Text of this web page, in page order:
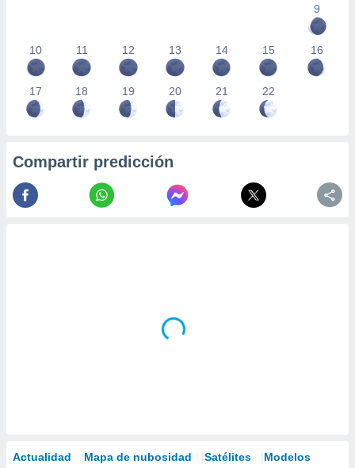
9
10 11 12 13 14 15 16
17 18 19 20 21 22
Compartir predicción
Actualidad Mapa de nubosidad Satélites Modelos